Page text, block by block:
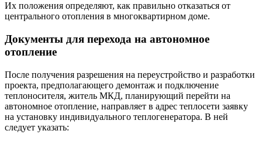
Их положения определяют, как правильно отказаться от
центрального отопления в многоквартирном доме.
Документы для перехода на автономное
отопление
После получения разрешения на переустройство и разработки
проекта, предполагающего демонтаж и подключение
теплоносителя, житель МКД, планирующий перейти на
автономное отопление, направляет в адрес теплосети заявку
на установку индивидуального теплогенератора. В ней
следует указать: